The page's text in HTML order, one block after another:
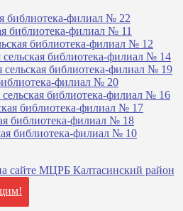
библиотека-филиал № 22
библиотека-филиал № 11
библиотека-филиал № 12
библиотека-филиал № 14
сельская библиотека-филиал № 19
филиал № 20
сельская библиотека-филиал № 16
библиотека-филиал № 17
библиотека-филиал № 18
библиотека-филиал № 10